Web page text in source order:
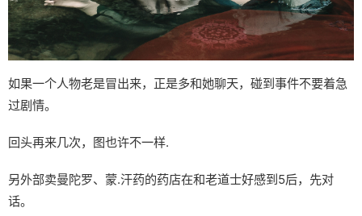
如果一个人物老是冒出来，正是多和她聊天，碰到事件不要着急
过剧情。
回头再来几次，图也许不一样.
另外部卖曼陀罗、蒙.汗药的药店在和老道士好感到5后，先对
话。